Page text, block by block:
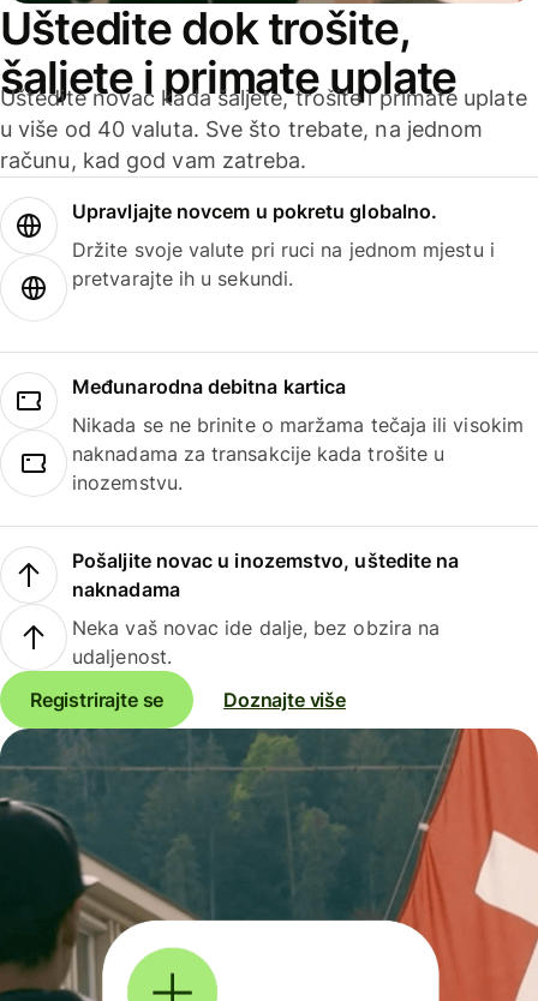
Uštedite dok trošite,
šaljete i primate uplate
Uštedite novac kada šaljete, trošite i primate uplate
u više od 40 valuta. Sve što trebate, na jednom
računu, kad god vam zatreba.
Upravljajte novcem u pokretu globalno.
Držite svoje valute pri ruci na jednom mjestu i
pretvarajte ih u sekundi.
Međunarodna debitna kartica
Nikada se ne brinite o maržama tečaja ili visokim
naknadama za transakcije kada trošite u
inozemstvu.
Pošaljite novac u inozemstvo, uštedite na
naknadama
Neka vaš novac ide dalje, bez obzira na
udaljenost.
Registrirajte se
Doznajte više